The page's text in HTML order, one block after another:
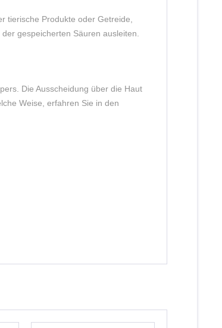
tierische Produkte oder Getreide,
gespeicherten Säuren ausleiten.
Die Ausscheidung über die Haut
Weise, erfahren Sie in den